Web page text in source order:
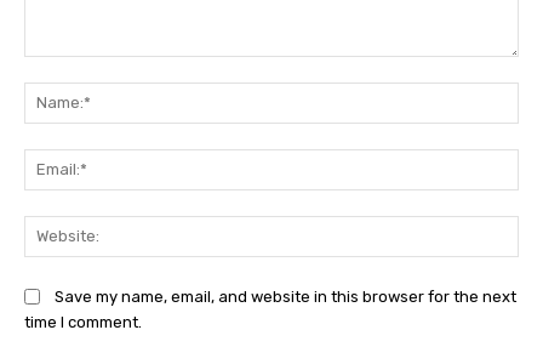
Save my name, email, and website in this browser for the next
time I comment.